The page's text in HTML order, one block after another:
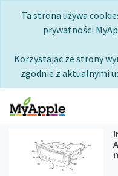
Ta strona używa
prywatności
Korzystając ze strony
zgodnie z aktualnymi